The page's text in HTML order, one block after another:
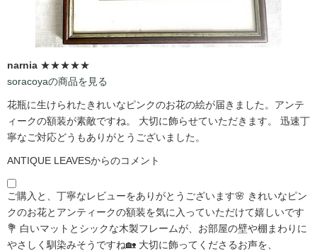
narnia ★★★★★
soracoyaの商品を見る
花瓶に生けられたきれいなピンクのお花の絵が届きました。アンテ
ィークの額装が素敵ですね。 大切に飾らせていただきます。 迅速丁
寧なご対応どうもありがとうございました。
ANTIQUE LEAVESからのコメント
ご購入と、丁寧なレビューをありがとうございます🌸 きれいなピン
クのお花とアンティークの額装を気に入っていただけて嬉しいです
💐 白いマットとシックな木製フレームが、お部屋の壁や棚まわりに
やさしく馴染みそうですね🏡 大切に飾ってくださるお声を、